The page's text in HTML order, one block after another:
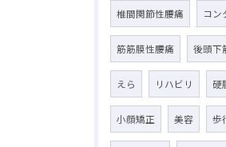
椎間関節性腰痛 コン
筋筋膜性腰痛 後頭下
えら リハビリ 硬
小顔矯正 美容 歩